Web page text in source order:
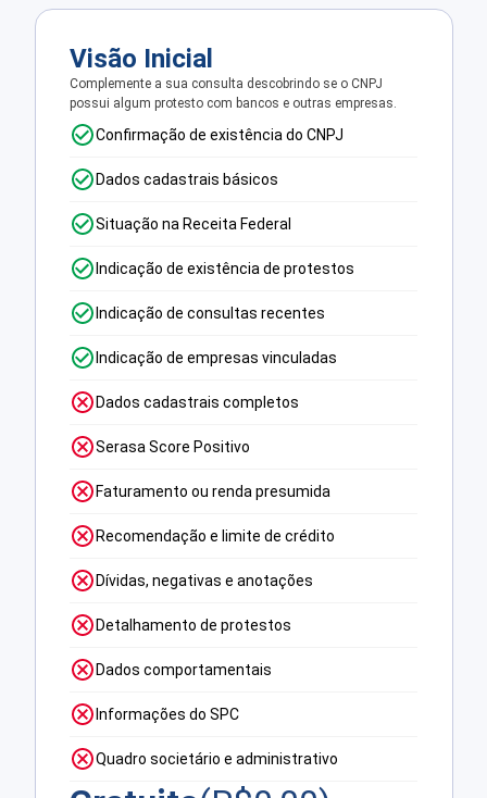
Visão Inicial
Complemente a sua consulta descobrindo se o CNPJ
possui algum protesto com bancos e outras empresas.
Confirmação de existência do CNPJ
Dados cadastrais básicos
Situação na Receita Federal
Indicação de existência de protestos
Indicação de consultas recentes
Indicação de empresas vinculadas
Dados cadastrais completos
Serasa Score Positivo
Faturamento ou renda presumida
Recomendação e limite de crédito
Dívidas, negativas e anotações
Detalhamento de protestos
Dados comportamentais
Informações do SPC
Quadro societário e administrativo